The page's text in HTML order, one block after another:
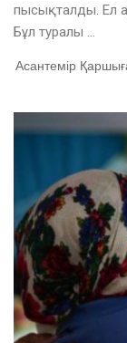
пысықталды. Ел
Бұл туралы ...
Асантемір